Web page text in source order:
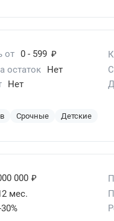
от 0 - 599 ₽
остаток
Нет
Нет
Срочные Детские
000 ₽
мес.